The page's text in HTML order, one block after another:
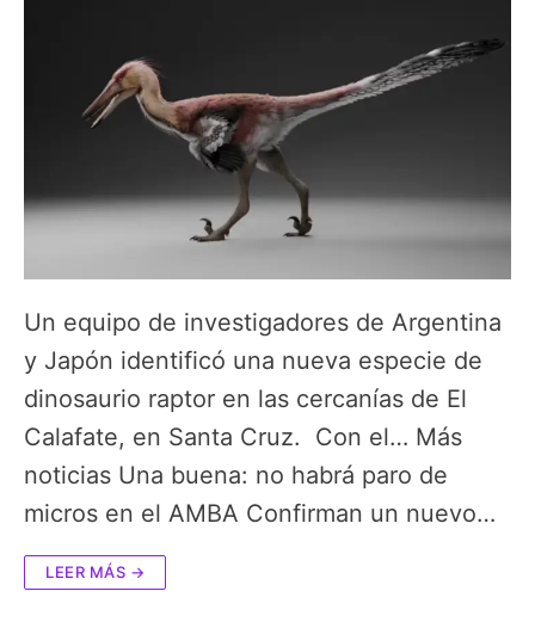
Un equipo de investigadores de Argentina
y Japón identificó una nueva especie de
dinosaurio raptor en las cercanías de El
Calafate, en Santa Cruz. Con el… Más
noticias Una buena: no habrá paro de
micros en el AMBA Confirman un nuevo…
LEER MÁS →